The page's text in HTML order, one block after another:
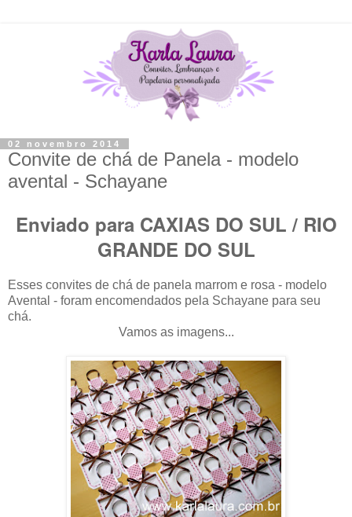
02 novembro 2014
Convite de chá de Panela - modelo
avental - Schayane
Enviado para CAXIAS DO SUL / RIO
GRANDE DO SUL
Esses convites de chá de panela marrom e rosa - modelo
Avental - foram encomendados pela Schayane para seu
chá.
Vamos as imagens...